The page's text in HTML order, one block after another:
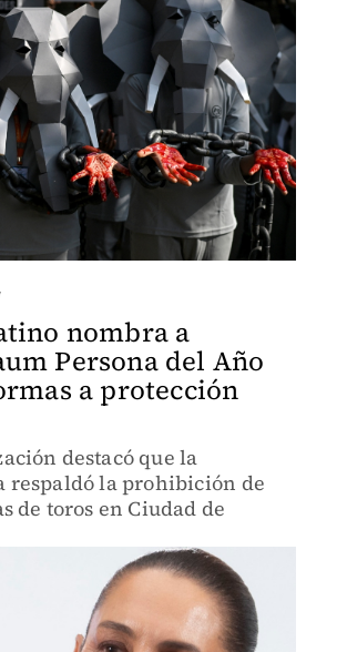
nombra a
Persona del Año
a protección
destacó que la
respaldó la prohibición de
de toros en Ciudad de